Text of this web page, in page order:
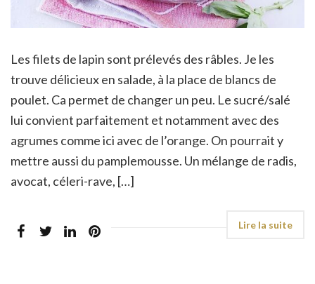
Les filets de lapin sont prélevés des râbles. Je les
trouve délicieux en salade, à la place de blancs de
poulet. Ca permet de changer un peu. Le sucré/salé
lui convient parfaitement et notamment avec des
agrumes comme ici avec de l’orange. On pourrait y
mettre aussi du pamplemousse. Un mélange de radis,
avocat, céleri-rave, […]